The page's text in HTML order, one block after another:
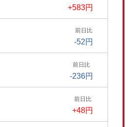
+583円
前日比
-52円
前日比
-236円
前日比
+48円